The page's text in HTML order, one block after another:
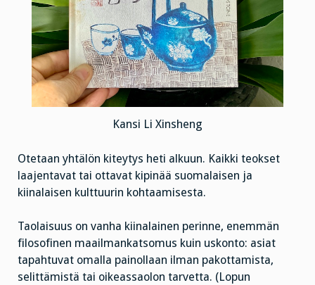
Kansi Li Xinsheng
Otetaan yhtälön kiteytys heti alkuun. Kaikki teokset
laajentavat tai ottavat kipinää suomalaisen ja
kiinalaisen kulttuurin kohtaamisesta.
Taolaisuus on vanha kiinalainen perinne, enemmän
filosofinen maailmankatsomus kuin uskonto: asiat
tapahtuvat omalla painollaan ilman pakottamista,
selittämistä tai oikeassaolon tarvetta. (Lopun